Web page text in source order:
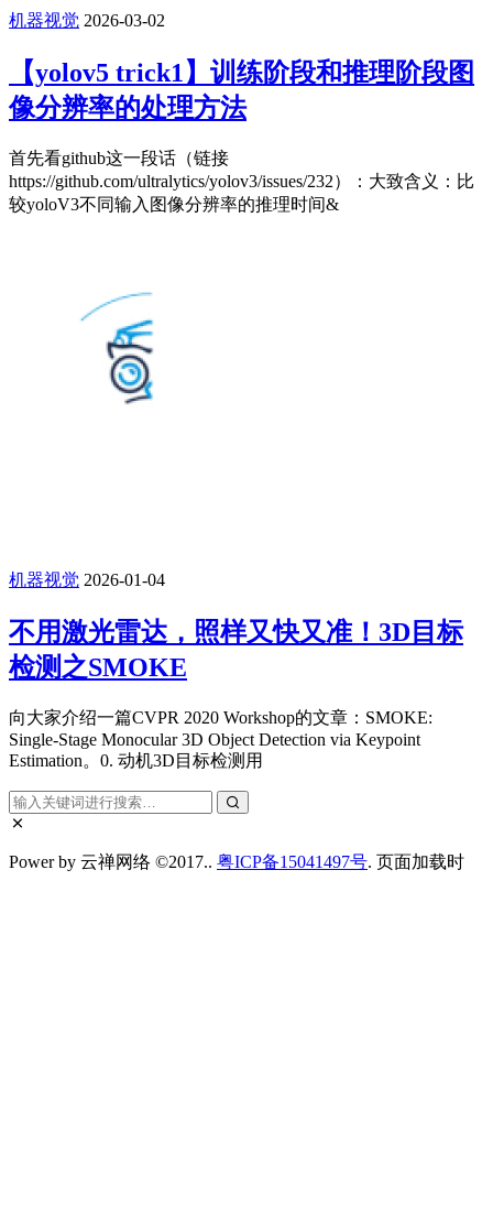
机器视觉 2026-03-02
【yolov5 trick1】训练阶段和推理阶段图
像分辨率的处理方法
首先看github这一段话（链接
https://github.com/ultralytics/yolov3/issues/232）：大致含义：比
较yoloV3不同输入图像分辨率的推理时间&
机器视觉 2026-01-04
不用激光雷达，照样又快又准！3D目标
检测之SMOKE
向大家介绍一篇CVPR 2020 Workshop的文章：SMOKE:
Single-Stage Monocular 3D Object Detection via Keypoint
Estimation。0. 动机3D目标检测用
Power by 云禅网络 ©2017.. 粤ICP备15041497号. 页面加载时